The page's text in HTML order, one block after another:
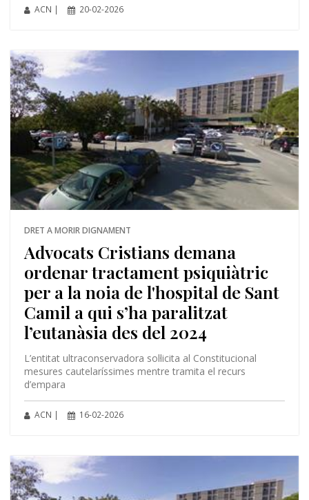
ACN | 20-02-2026
DRET A MORIR DIGNAMENT
Advocats Cristians demana
ordenar tractament psiquiàtric
per a la noia de l'hospital de Sant
Camil a qui s’ha paralitzat
l’eutanàsia des del 2024
L’entitat ultraconservadora sol·licita al Constitucional
mesures cautelaríssimes mentre tramita el recurs
d’empara
ACN | 16-02-2026